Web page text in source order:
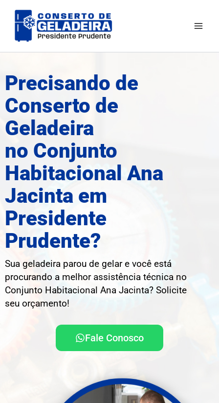
para
Precisando de
Conserto de
Geladeira
no Conjunto
Habitacional Ana
Jacinta em
Presidente
Prudente?
Sua geladeira parou de gelar e você está
procurando a melhor assistência técnica no
Conjunto Habitacional Ana Jacinta? Solicite
seu orçamento!
Fale Conosco